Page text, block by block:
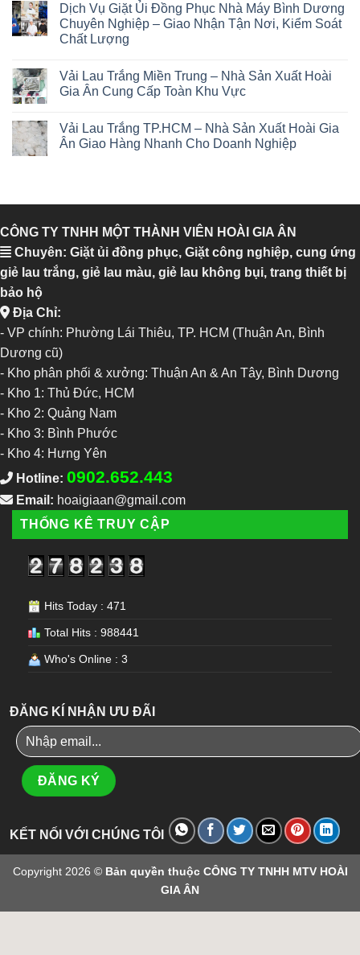
Dịch Vụ Giặt Ủi Đồng Phục Nhà Máy Bình Dương
Chuyên Nghiệp – Giao Nhận Tận Nơi, Kiểm Soát
Chất Lượng
Vải Lau Trắng Miền Trung – Nhà Sản Xuất Hoài
Gia Ân Cung Cấp Toàn Khu Vực
Vải Lau Trắng TP.HCM – Nhà Sản Xuất Hoài Gia
Ân Giao Hàng Nhanh Cho Doanh Nghiệp
CÔNG TY TNHH MỘT THÀNH VIÊN HOÀI GIA ÂN
Chuyên: Giặt ủi đồng phục, Giặt công nghiệp, cung ứng
giẻ lau trắng, giẻ lau màu, giẻ lau không bụi, trang thiết bị
bảo hộ
Địa Chỉ:
- VP chính: Phường Lái Thiêu, TP. HCM (Thuận An, Bình
Dương cũ)
- Kho phân phối & xưởng: Thuận An & An Tây, Bình Dương
- Kho 1: Thủ Đức, HCM
- Kho 2: Quảng Nam
- Kho 3: Bình Phước
- Kho 4: Hưng Yên
Hotline: 0902.652.443
Email: hoaigiaan@gmail.com
THỐNG KÊ TRUY CẬP
Hits Today : 471
Total Hits : 988441
Who's Online : 3
ĐĂNG KÍ NHẬN ƯU ĐÃI
KẾT NỐI VỚI CHÚNG TÔI
Copyright 2026 © Bản quyền thuộc CÔNG TY TNHH MTV HOÀI
GIA ÂN